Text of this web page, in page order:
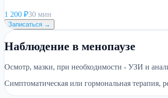
1 200 ₽30 мин
Записаться →
Наблюдение в менопаузе
Осмотр, мазки, при необходимости - УЗИ и
Симптоматическая или гормональная терапия,